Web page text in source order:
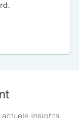
insights,